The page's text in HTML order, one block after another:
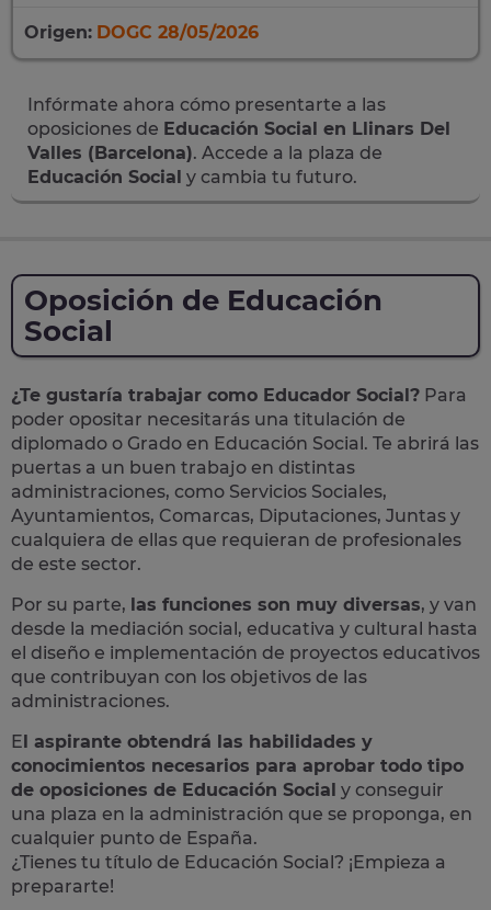
Origen: DOGC 28/05/2026
Infórmate ahora cómo presentarte a las
oposiciones de Educación Social en Llinars Del
Valles (Barcelona). Accede a la plaza de
Educación Social y cambia tu futuro.
Oposición de Educación
Social
¿Te gustaría trabajar como Educador Social? Para
poder opositar necesitarás una titulación de
diplomado o Grado en Educación Social. Te abrirá las
puertas a un buen trabajo en distintas
administraciones, como Servicios Sociales,
Ayuntamientos, Comarcas, Diputaciones, Juntas y
cualquiera de ellas que requieran de profesionales
de este sector.
Por su parte, las funciones son muy diversas, y van
desde la mediación social, educativa y cultural hasta
el diseño e implementación de proyectos educativos
que contribuyan con los objetivos de las
administraciones.
El aspirante obtendrá las habilidades y
conocimientos necesarios para aprobar todo tipo
de oposiciones de Educación Social y conseguir
una plaza en la administración que se proponga, en
cualquier punto de España.
¿Tienes tu título de Educación Social? ¡Empieza a
prepararte!